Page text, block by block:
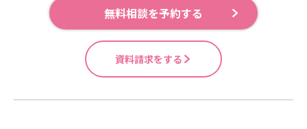
無料相談を予約する
資料請求をする